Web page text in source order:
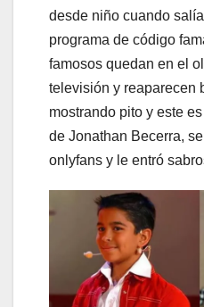
desde niño cuando
programa de código
famosos quedan en el
televisión y reaparecen
mostrando pito y este
de Jonathan Becerra,
onlyfans y le entró